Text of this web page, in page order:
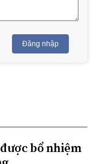
Đăng nhập
bổ nhiệm